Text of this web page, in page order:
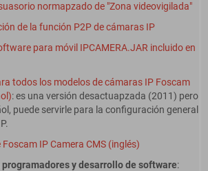
normapzado de "Zona videovigilada"
de la función P2P de cámaras IP
para móvil IPCAMERA.JAR incluido en
todos los modelos de cámaras IP Foscam
: es una versión desactuapzada (2011) pero
puede servirle para la configuración general
IP Camera CMS (inglés)
y desarrollo de software: